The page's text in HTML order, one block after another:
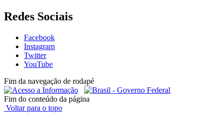
Redes Sociais
Facebook
Instagram
Twitter
YouTube
Fim da navegação de rodapé
Fim do conteúdo da página
Voltar para o topo